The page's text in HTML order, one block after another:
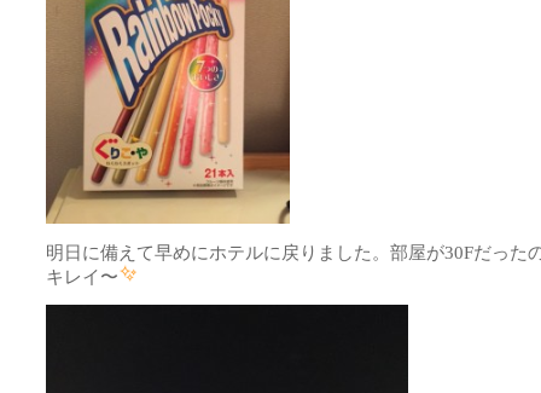
明日に備えて早めにホテルに戻りました。部屋が30Fだった
キレイ〜